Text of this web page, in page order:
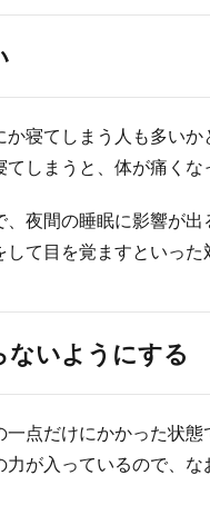
寝てしまう人も多い
しまうと、体が痛くな
夜間の睡眠に影響が
て目を覚ますといった
ないようにする
点だけにかかった状
が入っているので、